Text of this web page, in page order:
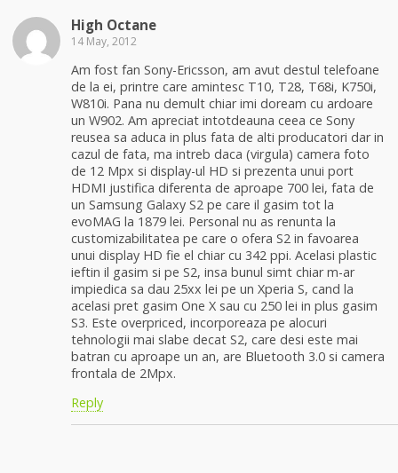
High Octane
14 May, 2012
Am fost fan Sony-Ericsson, am avut destul telefoane
de la ei, printre care amintesc T10, T28, T68i, K750i,
W810i. Pana nu demult chiar imi doream cu ardoare
un W902. Am apreciat intotdeauna ceea ce Sony
reusea sa aduca in plus fata de alti producatori dar in
cazul de fata, ma intreb daca (virgula) camera foto
de 12 Mpx si display-ul HD si prezenta unui port
HDMI justifica diferenta de aproape 700 lei, fata de
un Samsung Galaxy S2 pe care il gasim tot la
evoMAG la 1879 lei. Personal nu as renunta la
customizabilitatea pe care o ofera S2 in favoarea
unui display HD fie el chiar cu 342 ppi. Acelasi plastic
ieftin il gasim si pe S2, insa bunul simt chiar m-ar
impiedica sa dau 25xx lei pe un Xperia S, cand la
acelasi pret gasim One X sau cu 250 lei in plus gasim
S3. Este overpriced, incorporeaza pe alocuri
tehnologii mai slabe decat S2, care desi este mai
batran cu aproape un an, are Bluetooth 3.0 si camera
frontala de 2Mpx.
Reply